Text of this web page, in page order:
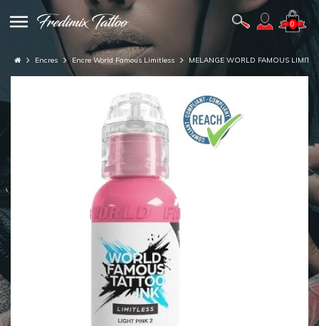
0
Encres Encre World Famous Limitless MELANGE WORLD FAMOUS